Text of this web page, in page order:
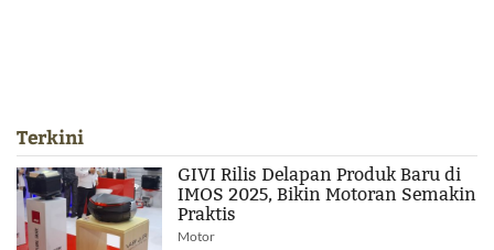
Terkini
GIVI Rilis Delapan Produk Baru di
IMOS 2025, Bikin Motoran Semakin
Praktis
Motor